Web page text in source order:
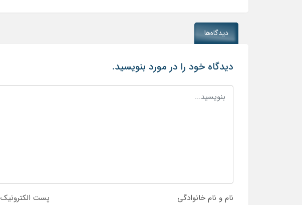
دیدگاه‌ها
دیدگاه خود را در مورد بنویسید.
نام و نام خانوادگی پست الکترونیک